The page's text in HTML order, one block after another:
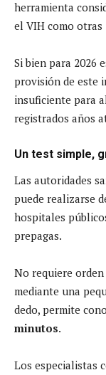
herramienta
el VIH como otras
Si bien para 2026
provisión de este
insuficiente para
registrados años
Un test simple,
Las autoridades
puede realizarse
hospitales
prepagas.
No requiere
mediante una
dedo, permite
minutos.
Los especialistas